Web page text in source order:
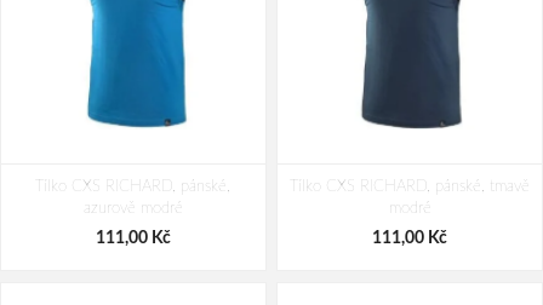
Tílko CXS RICHARD, pánské,
azurově modré
111,00 Kč
Tílko CXS RICHARD, pánské, tmavě
modré
111,00 Kč